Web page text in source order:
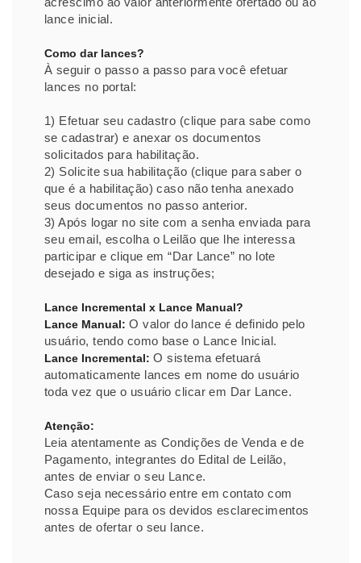
lance inicial.
Como dar lances?
À seguir o passo a passo para você efetuar
lances no portal:
1) Efetuar seu cadastro (clique para sabe como
se cadastrar) e anexar os documentos
solicitados para habilitação.
2) Solicite sua habilitação (clique para saber o
que é a habilitação) caso não tenha anexado
seus documentos no passo anterior.
3) Após logar no site com a senha enviada para
seu email, escolha o Leilão que lhe interessa
participar e clique em “Dar Lance” no lote
desejado e siga as instruções;
Lance Incremental x Lance Manual?
Lance Manual: O valor do lance é definido pelo
usuário, tendo como base o Lance Inicial.
Lance Incremental: O sistema efetuará
automaticamente lances em nome do usuário
toda vez que o usuário clicar em Dar Lance.
Atenção:
Leia atentamente as Condições de Venda e de
Pagamento, integrantes do Edital de Leilão,
antes de enviar o seu Lance.
Caso seja necessário entre em contato com
nossa Equipe para os devidos esclarecimentos
antes de ofertar o seu lance.